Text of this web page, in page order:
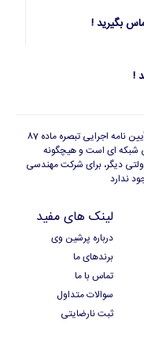
بگیرید !
!
شرکت مهندسی بازرگانی راه سوم پارسیان، مطابق آیین نامه اجرایی تبصره ماده 87
شبکه ای است و هیچگونه
دیگر، برای شرکت مهندسی
ندارد
لینک های مفید
درباره پرشین وی
برندهای ما
تماس با ما
سوالات متداول
ثبت نارضایتی